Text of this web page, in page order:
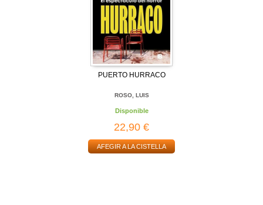
PUERTO HURRACO
ROSO, LUIS
Disponible
22,90 €
AFEGIR A LA CISTELLA